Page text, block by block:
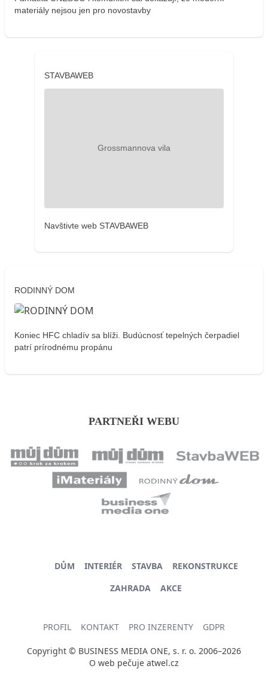
materiály nejsou jen pro novostavby
STAVBAWEB
Navštivte web STAVBAWEB
RODINNÝ DOM
Koniec HFC chladív sa blíži. Budúcnosť tepelných čerpadiel
patrí prírodnému propánu
PARTNEŘI WEBU
DŮM INTERIÉR STAVBA
REKONSTRUKCE
ZAHRADA
AKCE
PROFIL KONTAKT PRO INZERENTY GDPR
Copyright © BUSINESS MEDIA ONE, s. r. o. 2006–2026